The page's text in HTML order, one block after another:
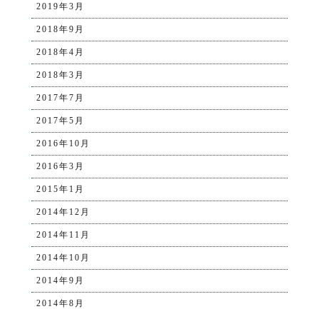
2019年3月
2018年9月
2018年4月
2018年3月
2017年7月
2017年5月
2016年10月
2016年3月
2015年1月
2014年12月
2014年11月
2014年10月
2014年9月
2014年8月